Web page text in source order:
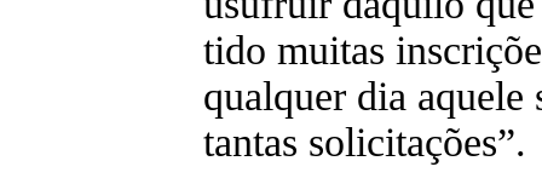
tido muitas
qualquer dia aquele
tantas solicitações”.